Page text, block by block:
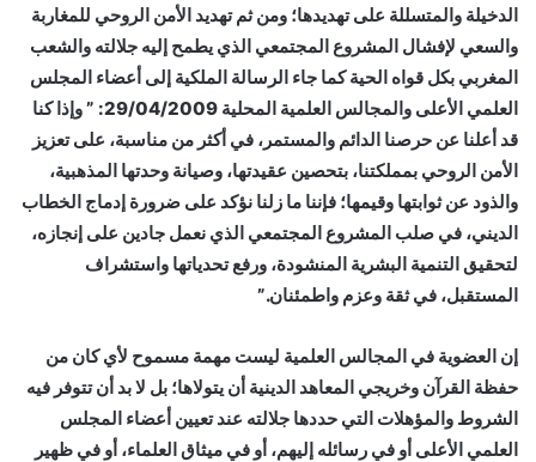
الدخيلة والمتسللة على تهديدها؛ ومن ثم تهديد الأمن الروحي للمغاربة
والسعي لإفشال المشروع المجتمعي الذي يطمح إليه جلالته والشعب
المغربي بكل قواه الحية كما جاء الرسالة الملكية إلى أعضاء المجلس
العلمي الأعلى والمجالس العلمية المحلية 29/04/2009: ” وإذا كنا
قد أعلنا عن حرصنا الدائم والمستمر، في أكثر من مناسبة، على تعزيز
الأمن الروحي بمملكتنا، بتحصين عقيدتها، وصيانة وحدتها المذهبية،
والذود عن ثوابتها وقيمها؛ فإننا ما زلنا نؤكد على ضرورة إدماج الخطاب
الديني، في صلب المشروع المجتمعي الذي نعمل جادين على إنجازه،
لتحقيق التنمية البشرية المنشودة، ورفع تحدياتها واستشراف
المستقبل، في ثقة وعزم واطمئنان.”
إن العضوية في المجالس العلمية ليست مهمة مسموح لأي كان من
حفظة القرآن وخريجي المعاهد الدينية أن يتولاها؛ بل لا بد أن تتوفر فيه
الشروط والمؤهلات التي حددها جلالته عند تعيين أعضاء المجلس
العلمي الأعلى أو في رسائله إليهم، أو في ميثاق العلماء، أو في ظهير